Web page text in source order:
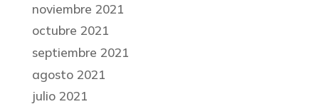
noviembre 2021
octubre 2021
septiembre 2021
agosto 2021
julio 2021